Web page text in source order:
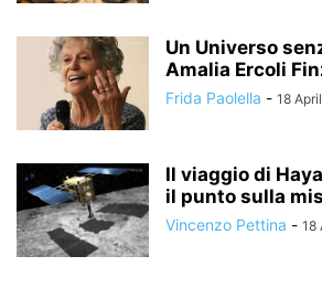
Un Universo
Amalia Ercoli
Frida Paolella - 18
Il viaggio di
il punto sulla
Vincenzo Pettina - 18